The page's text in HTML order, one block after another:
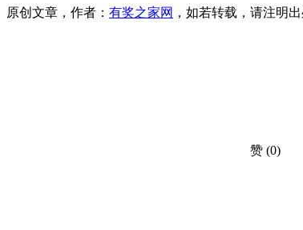
原创文章，作者： 有奖之家网 ，如若转载，请注明
赞 (0)